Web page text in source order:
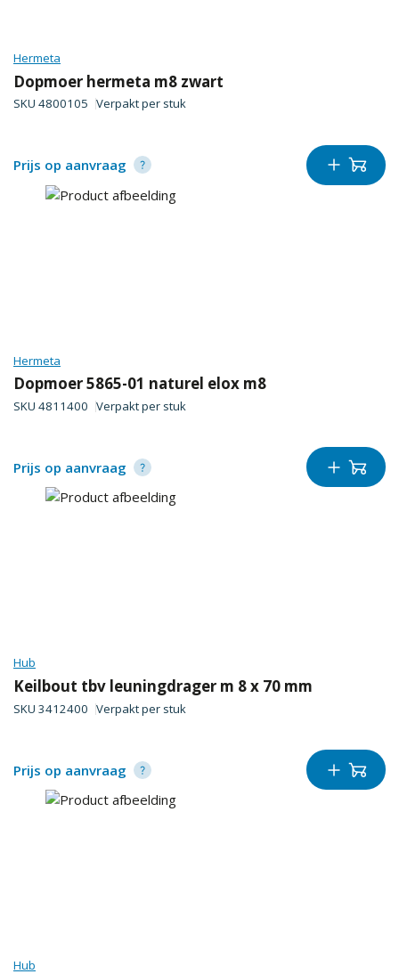
Hermeta
Dopmoer hermeta m8 zwart
SKU 4800105 Verpakt per stuk
Prijs op aanvraag
Hermeta
Dopmoer 5865-01 naturel elox m8
SKU 4811400 Verpakt per stuk
Prijs op aanvraag
Hub
Keilbout tbv leuningdrager m 8 x 70 mm
SKU 3412400 Verpakt per stuk
Prijs op aanvraag
Hub